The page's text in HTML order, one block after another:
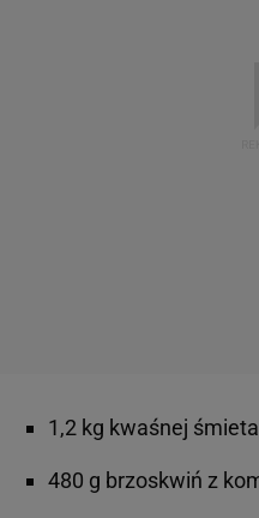
1,2 kg kwaśnej
480 g brzoskwiń z